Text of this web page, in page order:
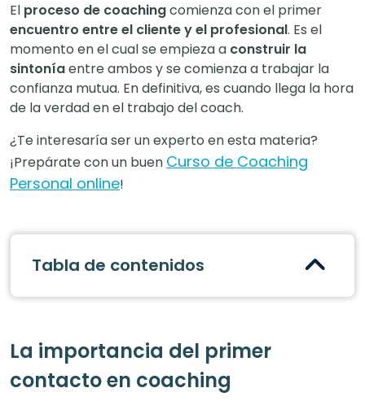
El proceso de coachingcomienza con el primer
encuentro entre el cliente y el profesional. Es el
momento en el cual se empieza a construir la
sintoníaentre ambos y se comienza a trabajar la
confianza mutua. En definitiva, es cuando llega la hora
de la verdad en el trabajo del coach.
¿Te interesaría ser un experto en esta materia?
¡Prepárate con un buen Curso de Coaching
Personal online!
Tabla de contenidos
La importancia del primer
contacto en coaching